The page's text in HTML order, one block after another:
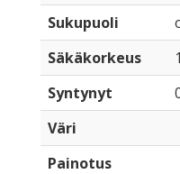
Sukupuoli
Säkäkorkeus
Syntynyt
Väri
Painotus